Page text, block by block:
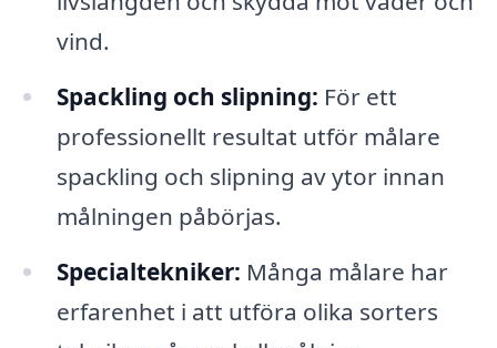
vind.
Spackling och slipning: För ett
professionellt resultat utför målare
spackling och slipning av ytor innan
målningen påbörjas.
Specialtekniker: Många målare har
erfarenhet i att utföra olika sorters